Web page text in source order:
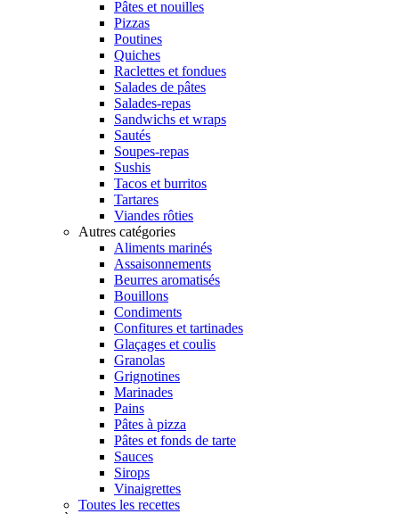
Pâtes et nouilles
Pizzas
Poutines
Quiches
Raclettes et fondues
Salades de pâtes
Salades-repas
Sandwichs et wraps
Sautés
Soupes-repas
Sushis
Tacos et burritos
Tartares
Viandes rôties
Autres catégories
Aliments marinés
Assaisonnements
Beurres aromatisés
Bouillons
Condiments
Confitures et tartinades
Glaçages et coulis
Granolas
Grignotines
Marinades
Pains
Pâtes à pizza
Pâtes et fonds de tarte
Sauces
Sirops
Vinaigrettes
Toutes les recettes